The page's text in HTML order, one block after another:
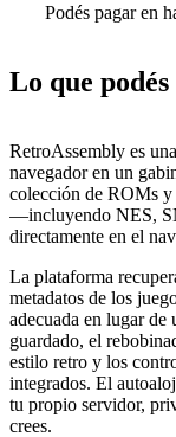
Podés pagar en
Lo que
RetroAssembly es
navegador en un
colección de ROMs y
—incluyendo NES,
directamente en el
La plataforma
metadatos de los
adecuada en lugar de
guardado, el
estilo retro y los
integrados. El
tu propio servidor,
crees.